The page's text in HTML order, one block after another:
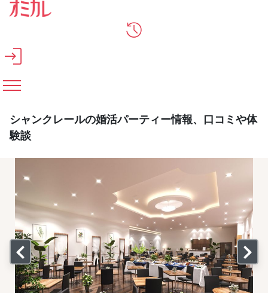
メインコンテンツへスキップ
シャンクレールの婚活パーティー情報、口コミや体
験談